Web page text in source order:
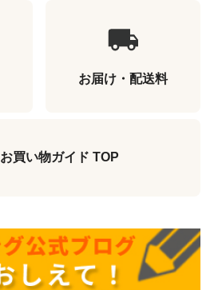
お届け・配送料
お買い物ガイド TOP